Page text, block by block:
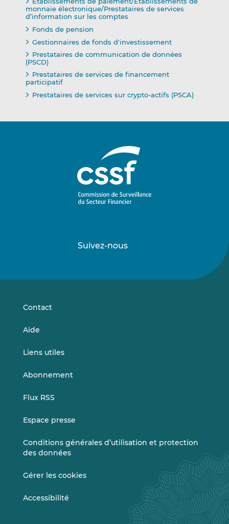
monnaie électronique/Prestataires de services
d’information sur les comptes
Fonds de pension
Gestionnaires de fonds d'investissement
Prestataires de communication de données
(PSCD)
Prestataires de services de financement
participatif
Prestataires de services sur crypto-actifs (PSCA)
Suivez-nous
sursur
Contact
Aide
Liens utiles
Abonnement
Flux RSS
Espace presse
Conditions générales d’utilisation et protection
des données
Gérer les cookies
Accessibilité